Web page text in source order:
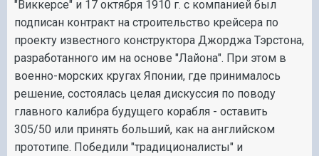
"Виккерсе" и 17 октября 1910 г. с компанией был
подписан контракт на строительство крейсера по
проекту известного конструктора Джорджа Тэрстона,
разработанного им на основе "Лайона". При этом в
военно-морских кругах Японии, где принималось
решение, состоялась целая дискуссия по поводу
главного калибра будущего корабля - оставить
305/50 или принять больший, как на английском
прототипе. Победили "традиционалисты" и